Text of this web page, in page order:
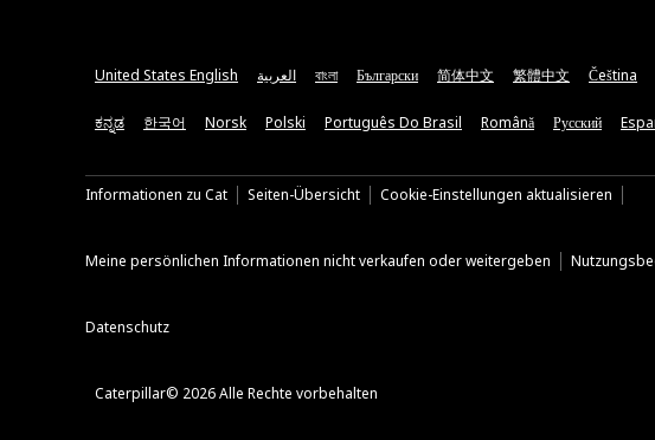
United States English العربية বাংলা Български 简体中文 繁體中文 Čeština
ಕನ್ನಡ 한국어 Norsk Polski Português Do Brasil Română Русский
Informationen zu Cat Seiten-Übersicht Cookie-Einstellungen aktualisieren
Meine persönlichen Informationen nicht verkaufen oder weitergeben
Datenschutz
Caterpillar© 2026 Alle Rechte vorbehalten